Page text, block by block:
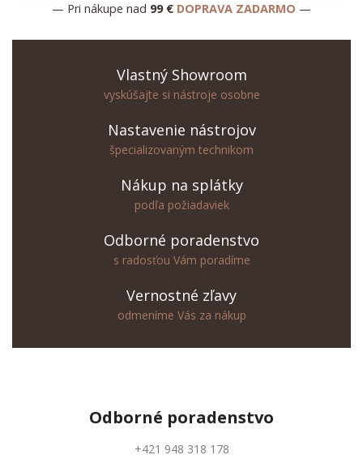
— Pri nákupe nad 99 € DOPRAVA ZADARMO —
Vlastný Showroom
vyskúšajte si nástroje osobne
Nastavenie nástrojov
špecializovaným technikom
Nákup na splátky
podľa požiadaviek
Odborné poradenstvo
s radosťou Vám poradíme
Vernostné zľavy
odmeníme Vás za nákup
Odborné poradenstvo
+421 948 318 178